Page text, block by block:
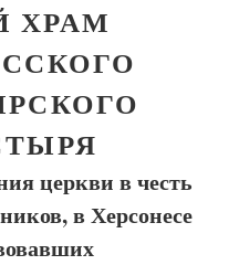
ХРАМ
церкви в честь
в Херсонесе